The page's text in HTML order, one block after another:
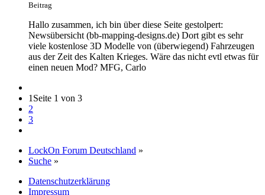
Beitrag
Hallo zusammen, ich bin über diese Seite gestolpert:
Newsübersicht (bb-mapping-designs.de) Dort gibt es sehr
viele kostenlose 3D Modelle von (überwiegend) Fahrzeugen
aus der Zeit des Kalten Krieges. Wäre das nicht evtl etwas für
einen neuen Mod? MFG, Carlo
1 Seite 1 von 3
2
3
LockOn Forum Deutschland »
Suche »
Datenschutzerklärung
Impressum